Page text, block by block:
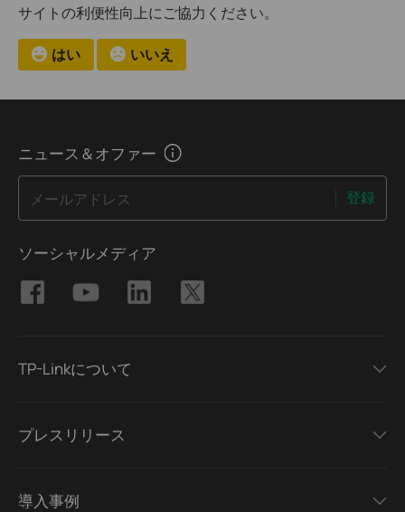
サイトの利便性向上にご協力ください。
はい いいえ
ニュース＆オファー
メールアドレス 登録
ソーシャルメディア
TP-Linkについて
プレスリリース
導入事例